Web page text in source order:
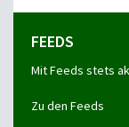
FEEDS
Mit Feeds stets
Zu den Feeds